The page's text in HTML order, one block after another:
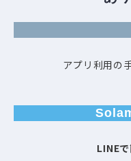
アプリ利用の
LINE